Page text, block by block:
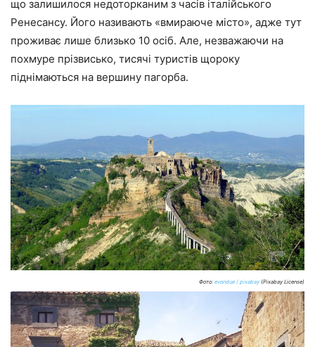
що залишилося недоторканим з часів італійського
Ренесансу. Його називають «вмираюче місто», адже тут
проживає лише близько 10 осіб. Але, незважаючи на
похмуре прізвисько, тисячі туристів щороку
піднімаються на вершину пагорба.
Фото: evondue / pixabay (Pixabay License)